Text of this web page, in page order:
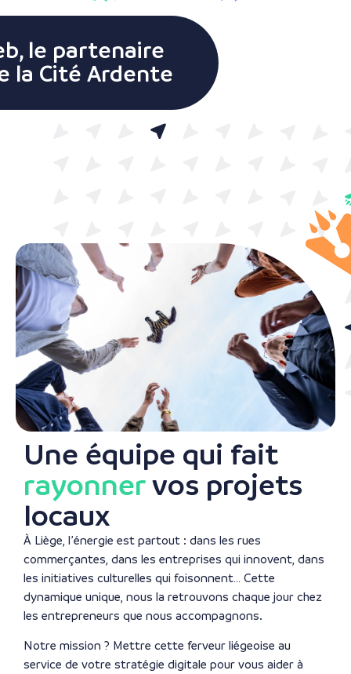
le partenaire
la Cité Ardente
Une équipe qui fait
rayonnervos projets
locaux
À Liège, l’énergie est partout : dans les rues
commerçantes, dans les entreprises qui innovent, dans
les initiatives culturelles qui foisonnent… Cette
dynamique unique, nous la retrouvons chaque jour chez
les entrepreneurs que nous accompagnons.
Notre mission ? Mettre cette ferveur liégeoise au
service de votre stratégie digitale pour vous aider à